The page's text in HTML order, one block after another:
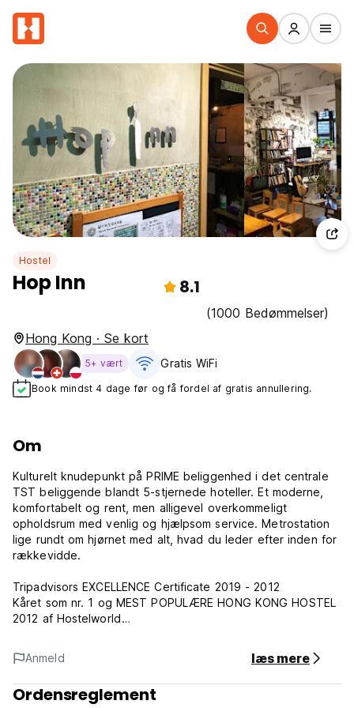
Hostel
Hop Inn 8.1
(1000 Bedømmelser)
Hong Kong · Se kort
5+ vært Gratis WiFi
Book mindst 4 dage før og få fordel af gratis annullering.
Om
Kulturelt knudepunkt på PRIME beliggenhed i det centrale
TST beliggende blandt 5-stjernede hoteller. Et moderne,
komfortabelt og rent, men alligevel overkommeligt
opholdsrum med venlig og hjælpsom service. Metrostation
lige rundt om hjørnet med alt, hvad du leder efter inden for
rækkevidde.
Tripadvisors EXCELLENCE Certificate 2019 - 2012
Kåret som nr. 1 og MEST POPULÆRE HONG KONG HOSTEL
2012 af Hostelworld
BUDGETHOTEL
Tripadvisors REJSENDE VALG VINDER 2012 - TRENDESTE
HOTEL
Kåret som nr. 1 HONG KONG HOSTEL 2011 og 2010 af
Anmeld læs mere
Ordensreglement